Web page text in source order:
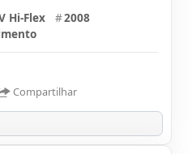
Hi-Flex #2008
Compartilhar